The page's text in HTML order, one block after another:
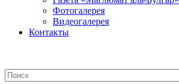
Фотогалерея
Видеогалерея
Контакты